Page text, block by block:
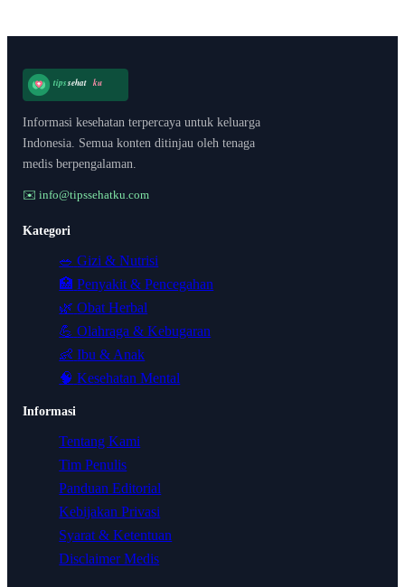
tipssehat ku
Informasi kesehatan terpercaya untuk keluarga
Indonesia. Semua konten ditinjau oleh tenaga
medis berpengalaman.
✉️ info@tipssehatku.com
Kategori
🥗 Gizi & Nutrisi
🏥 Penyakit & Pencegahan
🌿 Obat Herbal
💪 Olahraga & Kebugaran
👶 Ibu & Anak
🧠 Kesehatan Mental
Informasi
Tentang Kami
Tim Penulis
Panduan Editorial
Kebijakan Privasi
Syarat & Ketentuan
Disclaimer Medis